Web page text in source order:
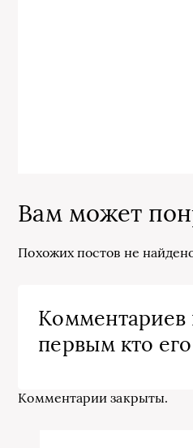
Вам может
Похожих постов не
Комментариев
первым кто
Комментарии закрыты.